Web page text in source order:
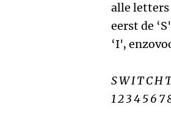
alle letters
eerst de
‘I',
S W I T C H
1 2 3 4 5 6 7